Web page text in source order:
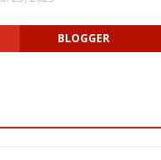
BLOGGER